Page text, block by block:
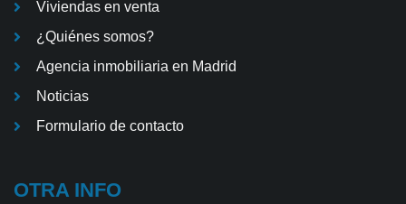
Viviendas en venta
¿Quiénes somos?
Agencia inmobiliaria en Madrid
Noticias
Formulario de contacto
OTRA INFO